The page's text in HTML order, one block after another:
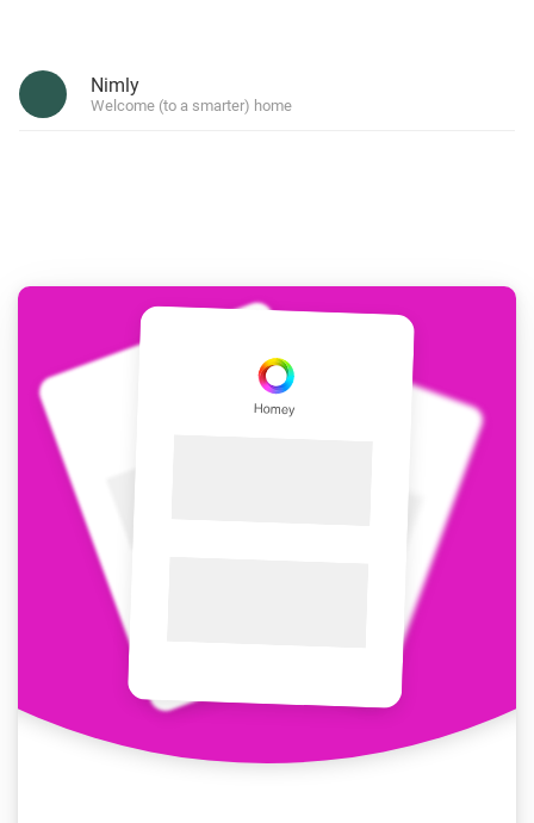
Nimly
Welcome (to a smarter) home